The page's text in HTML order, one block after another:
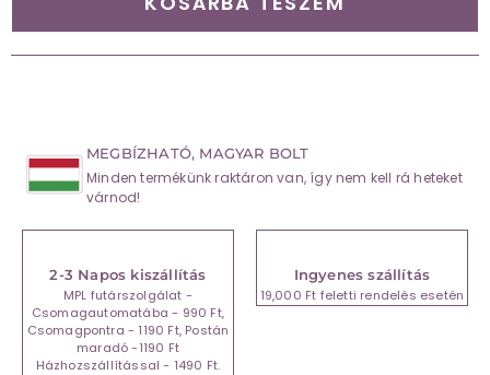
MEGBÍZHATÓ, MAGYAR BOLT
Minden termékünk raktáron van, így nem kell rá heteket
várnod!
2-3 Napos kiszállítás
MPL futárszolgálat -
Csomagautomatába - 990 Ft,
Csomagpontra - 1190 Ft, Postán
maradó -1190 Ft
Házhozszállítással - 1490 Ft.
Ingyenes szállítás
19,000 Ft feletti rendelés esetén